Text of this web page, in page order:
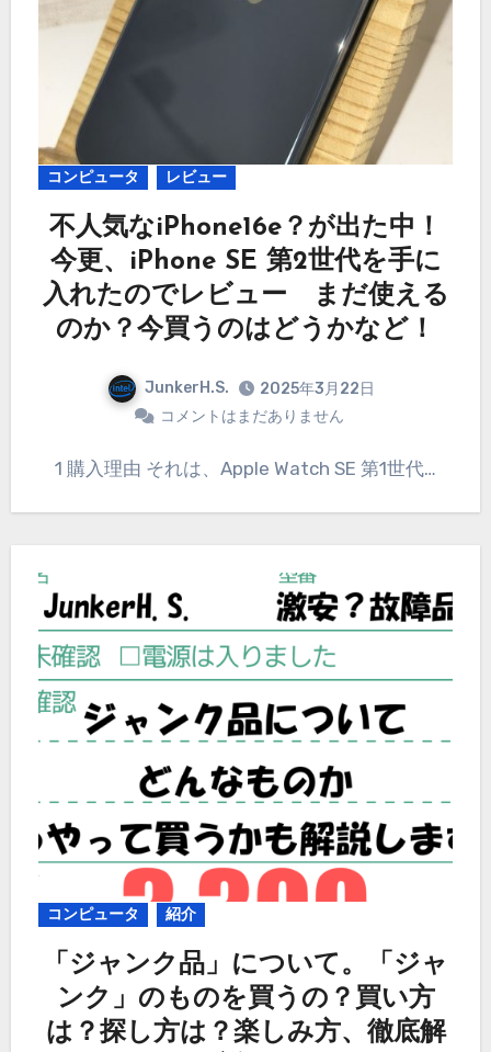
コンピュータ レビュー
不人気なiPhone16e？が出た中！
今更、iPhone SE 第2世代を手に
入れたのでレビュー まだ使える
のか？今買うのはどうかなど！
JunkerH.S.
2025年3月22日
コメントはまだありません
1 購入理由 それは、Apple Watch SE 第1世代…
コンピュータ 紹介
「ジャンク品」について。「ジャ
ンク」のものを買うの？買い方
は？探し方は？楽しみ方、徹底解